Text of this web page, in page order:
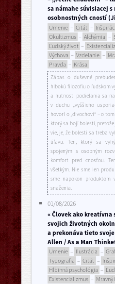
sa námahe súvisiacej
osobnostných cností
Umenie – Citát –
Okultizmus – Alchýmia –
Ľudský život –
Výchova – Vzdelanie –
Pravda – Krása
Zápas o duševné
hlbokú filozofiu o ľudskom
a nutnosti podieľania sa
v duchu „vyššieho
hovorí o „divochovi“ – o
ktorý sa bojí bolesti,
vie, je, že bolesti sa treba
úľavu. Ten, ktorý sa
spojeným s osobným
komfort pred cnosťou.
všetkým. Nie sme len
sme napokon produktom
snaženia.
01/08/2026
« Človek ako kreatívna
svojich životných
a prekonáva tieto
Allen / As a Man
Umenie – Ilustrácia –
Typografia – Citát –
Hlbinná psychológia –
Existencializmus – Mravný